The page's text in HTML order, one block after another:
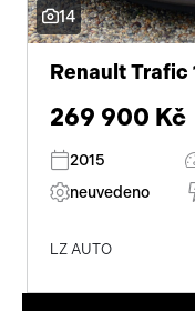
14
Renault Trafic
269 900 Kč
2015
neuvedeno
LZ AUTO